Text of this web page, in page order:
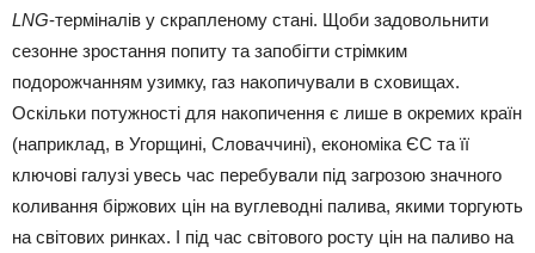
LNG-терміналів у скрапленому стані. Щоби задовольнити
сезонне зростання попиту та запобігти стрімким
подорожчанням узимку, газ накопичували в сховищах.
Оскільки потужності для накопичення є лише в окремих країн
(наприклад, в Угорщині, Словаччині), економіка ЄС та її
ключові галузі увесь час перебували під загрозою значного
коливання біржових цін на вуглеводні палива, якими торгують
на світових ринках. І під час світового росту цін на паливо на